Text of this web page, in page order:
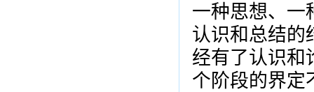
一种思想、一
认识和总结的
经有了认识和
个阶段的界定